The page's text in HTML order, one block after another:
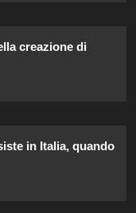
creazione di
in Italia, quando